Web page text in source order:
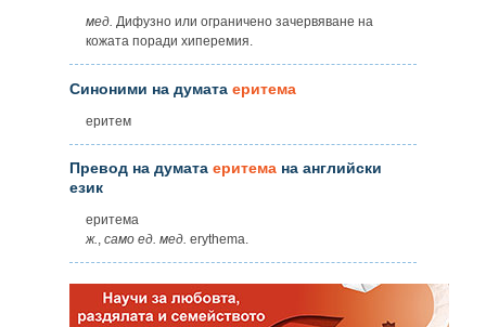
мед. Дифузно или ограничено зачервяване на
кожата поради хипeремия.
Синоними на думата еритема
еритем
Превод на думата еритема на английски
език
еритема
ж., само ед. мед. erythema.